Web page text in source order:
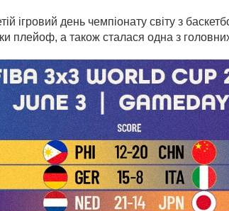
ігровий день чемпіонату світу з
плейоф, а також сталася одна з головних